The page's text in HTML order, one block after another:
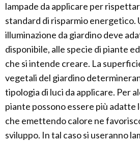
lampade da applicare per
standard di risparmio energetico.
illuminazione da giardino deve
disponibile, alle specie di piante
che si intende creare. La
vegetali del giardino
tipologia di luci da applicare. Per
piante possono essere più adatte
che emettendo calore ne
sviluppo. In tal caso si useranno